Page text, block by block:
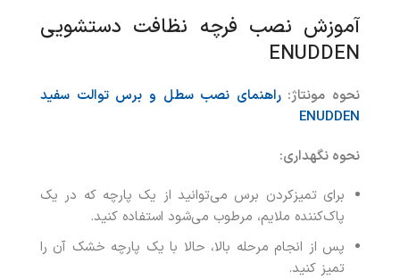
آموزش نصب فرچه نظافت دستشویی
ENUDDEN
نحوه مونتاژ:راهنمای نصب سطل و برس توالت سفید
ENUDDEN
نحوه نگهداری:
برای تمیزکردن برس می‌توانید از یک پارچه که در یک
پاک‌کننده ملایم، مرطوب می‌شود استفاده کنید.
پس از انجام مرحله بالا، حالا با یک پارچه خشک آن را
تمیز کنید.